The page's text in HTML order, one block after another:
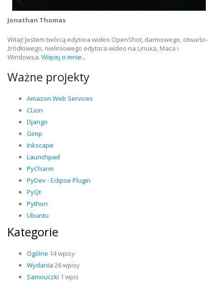
Jonathan Thomas
Witaj! Jestem twórcą edytora wideo OpenShot, darmowego, otwarto-
źródłowego, nieliniowego edytora wideo na Linuxa, Maca i
Windowsa. Więcej o mnie...
Ważne projekty
Amazon Web Services
CLion
Django
Gimp
Inkscape
Launchpad
PyCharm
PyDev - Eclipse Plugin
PyQt
Python
Ubuntu
Kategorie
Ogólne 14 wpisy
Wydania 26 wpisy
Samouczki 1 wpis